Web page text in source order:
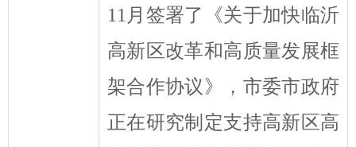
11 月签署了《关于加快临沂
高新区改革和高质量发展框
架合作协议》，市委市政府
正在研究制定支持高新区高